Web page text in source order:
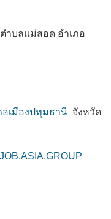
ำบลแม่สอด อำเภอ
อเมืองปทุมธานี จังหวัด